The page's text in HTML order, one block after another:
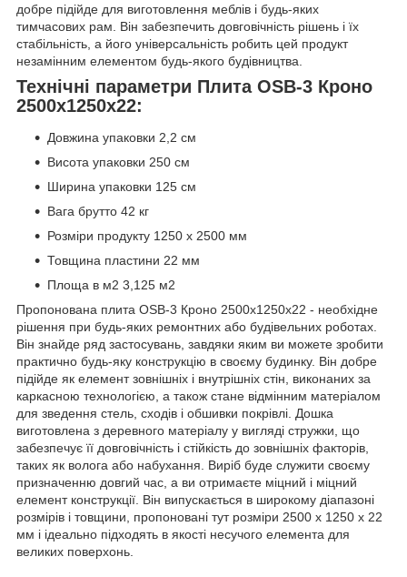
добре підійде для виготовлення меблів і будь-яких
тимчасових рам. Він забезпечить довговічність рішень і їх
стабільність, а його універсальність робить цей продукт
незамінним елементом будь-якого будівництва.
Технічні параметри Плита OSB-3 Кроно
2500х1250х22:
Довжина упаковки 2,2 см
Висота упаковки 250 см
Ширина упаковки 125 см
Вага брутто 42 кг
Розміри продукту 1250 x 2500 мм
Товщина пластини 22 мм
Площа в м2 3,125 м2
Пропонована плита OSB-3 Кроно 2500х1250х22 - необхідне
рішення при будь-яких ремонтних або будівельних роботах.
Він знайде ряд застосувань, завдяки яким ви можете зробити
практично будь-яку конструкцію в своєму будинку. Він добре
підійде як елемент зовнішніх і внутрішніх стін, виконаних за
каркасною технологією, а також стане відмінним матеріалом
для зведення стель, сходів і обшивки покрівлі. Дошка
виготовлена ​​з деревного матеріалу у вигляді стружки, що
забезпечує її довговічність і стійкість до зовнішніх факторів,
таких як волога або набухання. Виріб буде служити своєму
призначенню довгий час, а ви отримаєте міцний і міцний
елемент конструкції. Він випускається в широкому діапазоні
розмірів і товщини, пропоновані тут розміри 2500 x 1250 x 22
мм і ідеально підходять в якості несучого елемента для
великих поверхонь.